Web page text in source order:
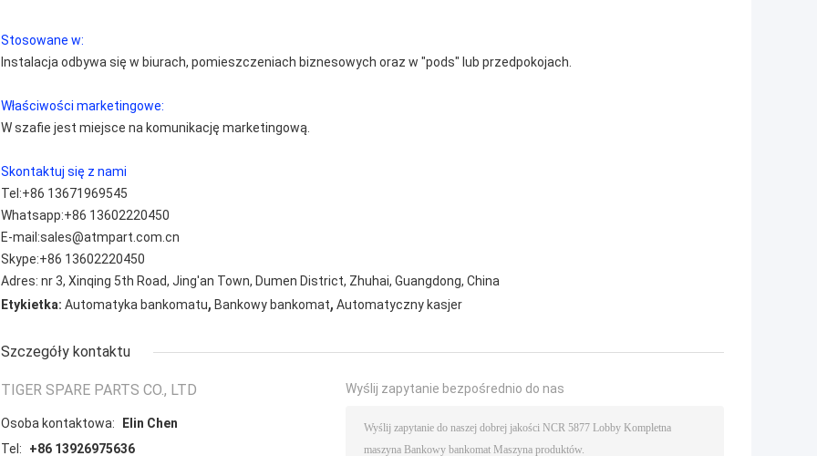
Stosowane w:
Instalacja odbywa się w biurach, pomieszczeniach biznesowych oraz w "pods" lub przedpokojach.
Właściwości marketingowe:
W szafie jest miejsce na komunikację marketingową.
Skontaktuj się z nami
Tel:+86 13671969545
Whatsapp:+86 13602220450
E-mail:sales@atmpart.com.cn
Skype:+86 13602220450
Adres: nr 3, Xinqing 5th Road, Jing'an Town, Dumen District, Zhuhai, Guangdong, China
Etykietka: Automatyka bankomatu, Bankowy bankomat, Automatyczny kasjer
Szczegóły kontaktu
TIGER SPARE PARTS CO., LTD
Osoba kontaktowa:
Elin Chen
Tel:
+86 13926975636
Wyślij zapytanie bezpośrednio do nas